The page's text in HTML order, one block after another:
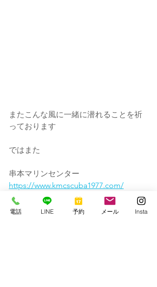
またこんな風に一緒に潜れることを祈
っております
ではまた
串本マリンセンター
https://www.kmcscuba1977.com/
電話 LINE 予約 メール Insta